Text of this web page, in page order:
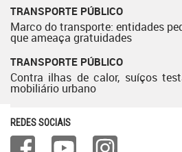
TRANSPORTE PÚBLICO
Marco do transporte: entidades
que ameaça gratuidades
TRANSPORTE PÚBLICO
Contra ilhas de calor, suíços
mobiliário urbano
REDES SOCIAIS